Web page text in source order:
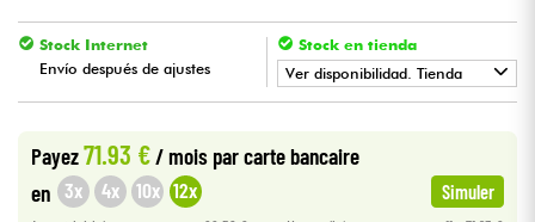
Niños
Cables & Acces.
HiFi
Stock Internet
Envío después de ajustes
Stock en tienda
Ver disponibilidad. Tienda
•
Payez71.93 € / mois par carte bancaire
en 3x 4x 10x 12x Simuler